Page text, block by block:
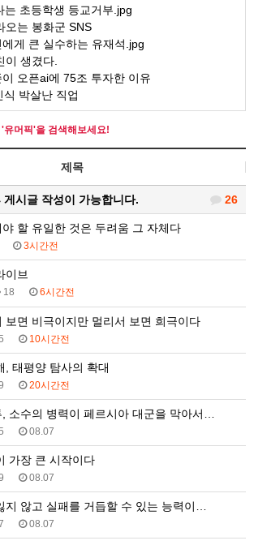
는 초등학생 등교거부.jpg
오는 봉화군 SNS
게 큰 실수하는 유재석.jpg
이 생겼다.
오픈ai에 75조 투자한 이유
식 박살난 직업
머픽'을 검색해보세요!
제목
26
게시글 작성이 가능합니다.
할 유일한 것은 두려움 그 자체다
3시간전
이브
18 6시간전
보면 비극이지만 멀리서 보면 희극이다
10시간전
, 태평양 탐사의 확대
20시간전
소수의 병력이 페르시아 대군을 막아서…
08.07
가장 큰 시작이다
08.07
지 않고 실패를 거듭할 수 있는 능력이…
08.07